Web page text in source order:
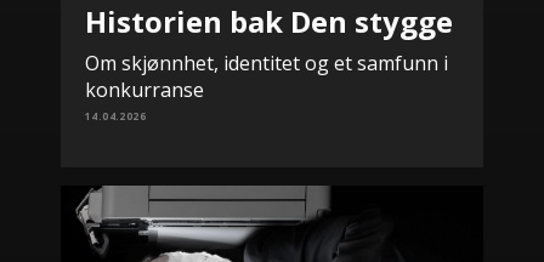
Historien bak Den stygge
Om skjønnhet, identitet og et samfunn i
konkurranse
14.04.2026